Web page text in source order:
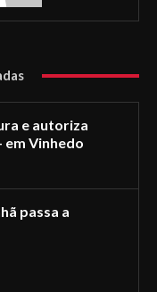
e autoriza
em Vinhedo
passa a